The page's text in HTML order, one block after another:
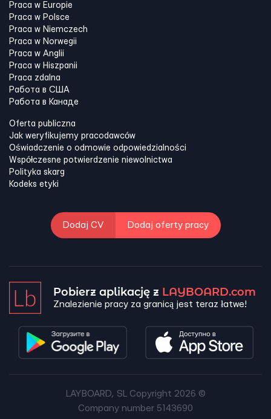
Praca w Europie
Praca w Polsce
Praca w Niemczech
Praca w Norwegii
Praca w Anglii
Praca w Hiszpanii
Praca zdalna
Работа в США
Работа в Канадe
Oferta publiczna
Jak weryfikujemy pracodawców
Oświadczenie o odmowie odpowiedzialności
Współczesne potwierdzenie niewolnictwa
Polityka skarg
Kodeks etyki
Dodaj CV Dodaj oferty pracy
Pobierz aplikację z LAYBOARD.com
Znalezienie pracy za granicą jest teraz łatwe!
LAYBOARD, SL Copyright 2026 ©
Company number 5143690